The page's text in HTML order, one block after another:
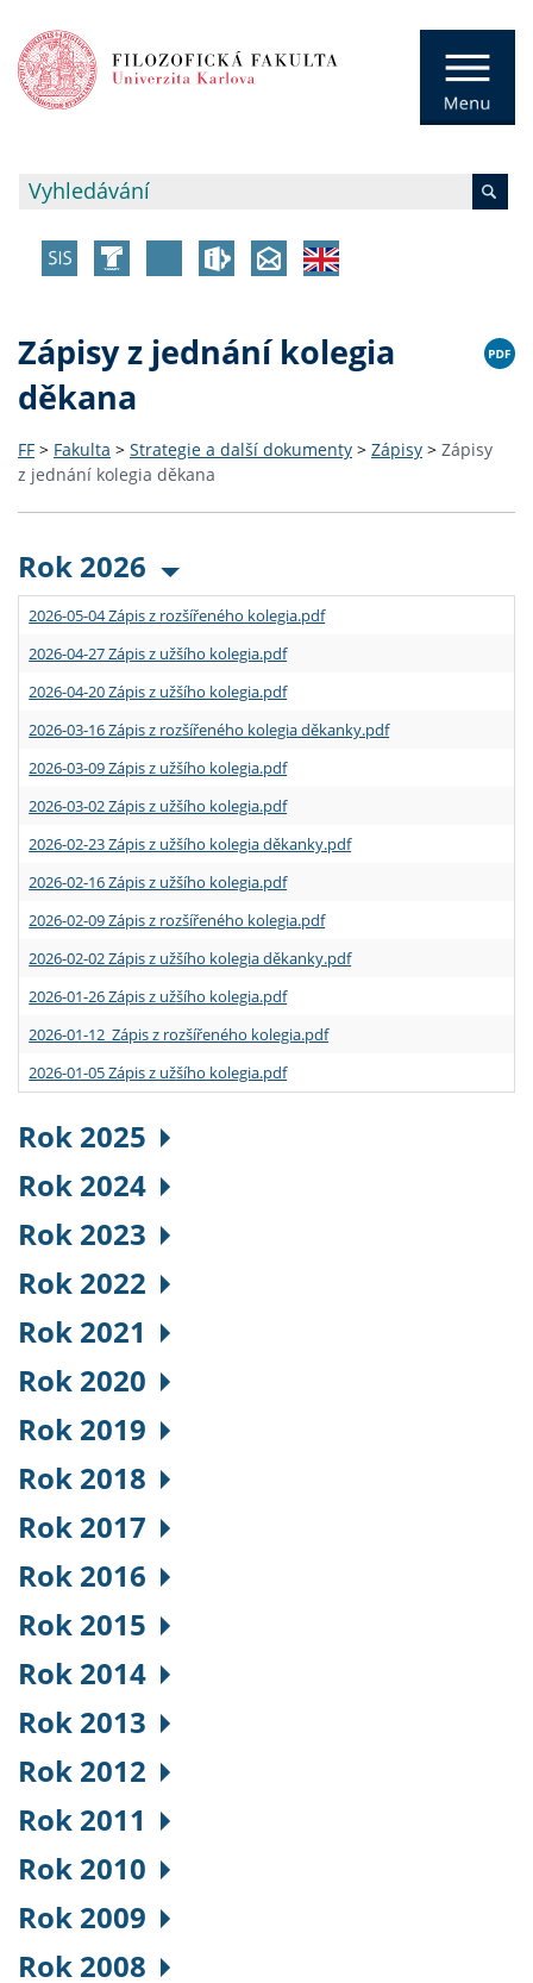
Zápisy z jednání kolegia
děkana
FF > Fakulta > Strategie a další dokumenty > Zápisy > Zápisy
z jednání kolegia děkana
Rok 2026
2026-05-04 Zápis z rozšířeného kolegia.pdf
2026-04-27 Zápis z užšího kolegia.pdf
2026-04-20 Zápis z užšího kolegia.pdf
2026-03-16 Zápis z rozšířeného kolegia děkanky.pdf
2026-03-09 Zápis z užšího kolegia.pdf
2026-03-02 Zápis z užšího kolegia.pdf
2026-02-23 Zápis z užšího kolegia děkanky.pdf
2026-02-16 Zápis z užšího kolegia.pdf
2026-02-09 Zápis z rozšířeného kolegia.pdf
2026-02-02 Zápis z užšího kolegia děkanky.pdf
2026-01-26 Zápis z užšího kolegia.pdf
2026-01-12 Zápis z rozšířeného kolegia.pdf
2026-01-05 Zápis z užšího kolegia.pdf
Rok 2025
Rok 2024
Rok 2023
Rok 2022
Rok 2021
Rok 2020
Rok 2019
Rok 2018
Rok 2017
Rok 2016
Rok 2015
Rok 2014
Rok 2013
Rok 2012
Rok 2011
Rok 2010
Rok 2009
Rok 2008